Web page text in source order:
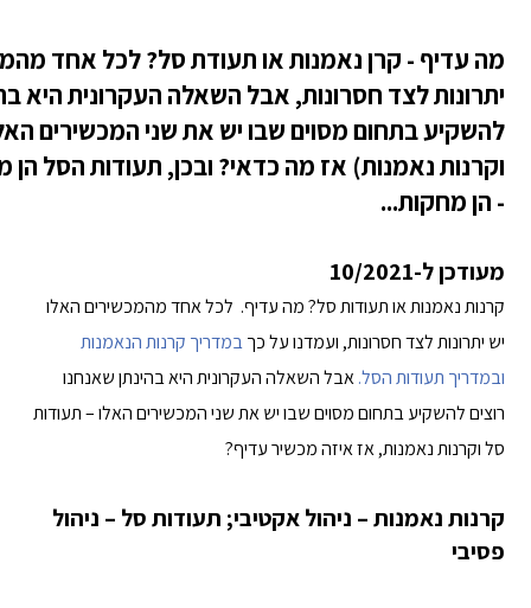
מה עדיף - קרן נאמנות או תעודת סל? לכל אחד
יתרונות לצד חסרונות, אבל השאלה העקרונית היא
להשקיע בתחום מסוים שבו יש את שני המכשירים
וקרנות נאמנות) אז מה כדאי? ובכן, תעודות הסל הן
- הן מחקות...
מעודכן ל-10/2021
קרנות נאמנות או תעודות סל? מה עדיף. לכל אחד מהמכשירים האלו
יש יתרונות לצד חסרונות, ועמדנו על כךבמדריך קרנות הנאמנות
ובמדריך תעודות הסל. אבל השאלה העקרונית היא בהינתן שאנחנו
רוצים להשקיע בתחום מסוים שבו יש את שני המכשירים האלו – תעודות
סל וקרנות נאמנות, אז איזה מכשיר עדיף?
קרנות נאמנות – ניהול אקטיבי; תעודות סל – ניהול
פסיבי